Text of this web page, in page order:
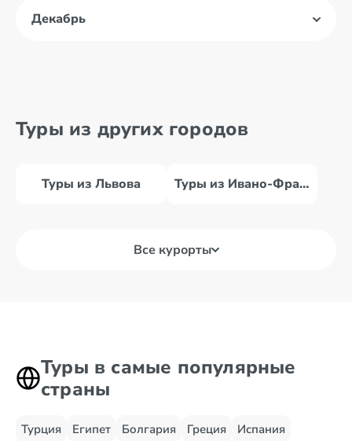
Декабрь
Туры из других городов
Туры из Львова Туры из Ивано-Франковска
Все курорты
Туры в самые популярные
страны
Турция Египет Болгария Греция
Испания